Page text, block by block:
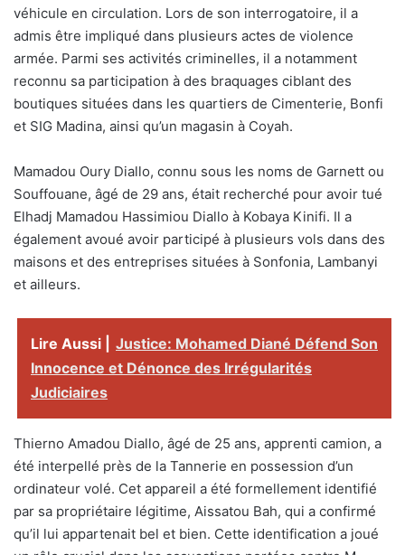
véhicule en circulation. Lors de son interrogatoire, il a
admis être impliqué dans plusieurs actes de violence
armée. Parmi ses activités criminelles, il a notamment
reconnu sa participation à des braquages ciblant des
boutiques situées dans les quartiers de Cimenterie, Bonfi
et SIG Madina, ainsi qu’un magasin à Coyah.
Mamadou Oury Diallo, connu sous les noms de Garnett ou
Souffouane, âgé de 29 ans, était recherché pour avoir tué
Elhadj Mamadou Hassimiou Diallo à Kobaya Kinifi. Il a
également avoué avoir participé à plusieurs vols dans des
maisons et des entreprises situées à Sonfonia, Lambanyi
et ailleurs.
Lire Aussi |
Justice: Mohamed Diané Défend Son
Innocence et Dénonce des Irrégularités
Judiciaires
Thierno Amadou Diallo, âgé de 25 ans, apprenti camion, a
été interpellé près de la Tannerie en possession d’un
ordinateur volé. Cet appareil a été formellement identifié
par sa propriétaire légitime, Aissatou Bah, qui a confirmé
qu’il lui appartenait bel et bien. Cette identification a joué